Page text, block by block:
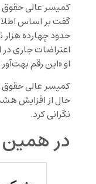
کمیسر عالی
گفت بر اساس
حدود چهارده هزار
اعتراضات جاری در
او «این رقم
کمیسر عالی
حال از افزایش
نگرانی کرد.
در همین